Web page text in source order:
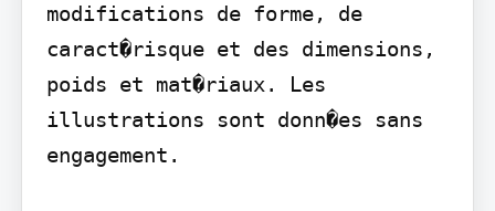
modifications de forme, de
caract�risque et des dimensions,
poids et mat�riaux. Les
illustrations sont donn�es sans
engagement.